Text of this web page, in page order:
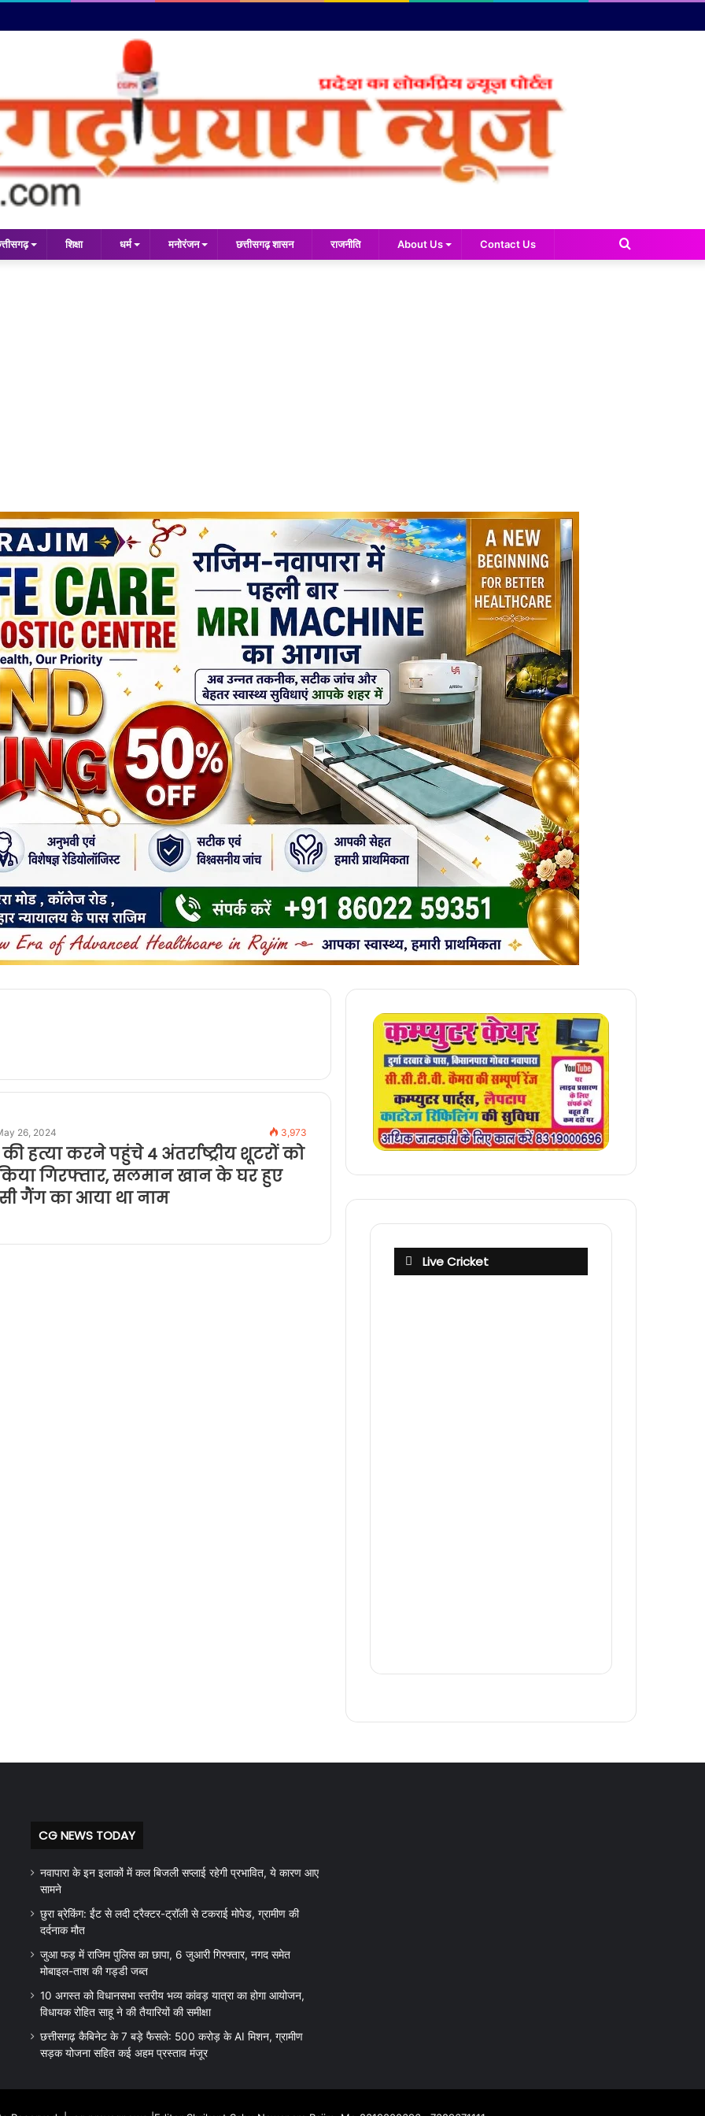
शिक्षा धर्म मनोरंजन छत्तीसगढ़ शासन राजनीति About Us Contact Us
Search
26, 2024 3,973
की हत्या करने पहुंचे 4 अंतर्राष्ट्रीय शूटरों को
गिरफ्तार, सलमान खान के घर हुए
गैंग का आया था नाम
Live Cricket
CG NEWS TODAY
नवापारा के इन इलाकों में कल बिजली सप्लाई रहेगी प्रभावित, ये कारण आए
सामने
छुरा ब्रेकिंग: ईंट से लदी ट्रैक्टर-ट्रॉली से टकराई मोपेड, ग्रामीण की
दर्दनाक मौत
जुआ फड़ में राजिम पुलिस का छापा, 6 जुआरी गिरफ्तार, नगद समेत
मोबाइल-ताश की गड्डी जब्त
10 अगस्त को विधानसभा स्तरीय भव्य कांवड़ यात्रा का होगा आयोजन,
विधायक रोहित साहू ने की तैयारियों की समीक्षा
छत्तीसगढ़ कैबिनेट के 7 बड़े फैसले: 500 करोड़ के AI मिशन, ग्रामीण
सड़क योजना सहित कई अहम प्रस्ताव मंजूर